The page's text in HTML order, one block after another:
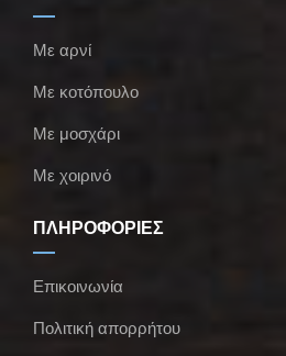
Με αρνί
Με κοτόπουλο
Με μοσχάρι
Με χοιρινό
ΠΛΗΡΟΦΟΡΙΕΣ
Επικοινωνία
Πολιτική απορρήτου